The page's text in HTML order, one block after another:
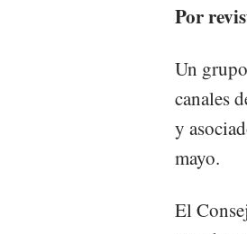
Por
Un
canales
y
mayo.
El